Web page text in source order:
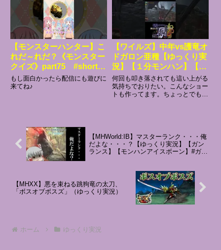
【モンスターハンター】こ
れだ～れだ？《モンスター
クイズ》part75 #shorts
#ゆっくり実況
もし面白かったら配信にも遊びに
来てね♪
【ワイルズ】中年vs護竜オ
ドガロン亜種【ゆっくり実
況】【１分モンハン】【総
集編】 #shorts
何回も叩き落されても這い上がる
気持ちでおりたい。こんなショー
トも作ってます。ちょっとでもク
に見られるワイルズ版ショート
モ...
【MHWorld:IB】マスターランク・・・俺
だよな・・・？【ゆっくり実況】【ガン
ランス】【モンハンアイスボーン】#ガン
【MHXX】悪を束ねる跳狗竜の太刀、
「ボスオブボスズ」（ゆっくり実況）
ホーム ゆっくり実況